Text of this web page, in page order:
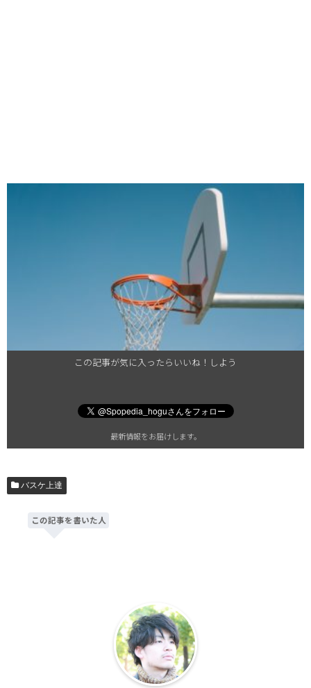
この記事が気に入ったらいいね！しよう
最新情報をお届けします。
バスケ上達
この記事を書いた人